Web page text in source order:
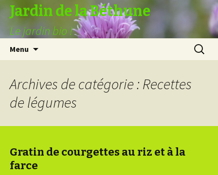
Jardin de la Béthune
Le jardin bio !
Menu
Archives de catégorie : Recettes
de légumes
Gratin de courgettes au riz et à la
farce